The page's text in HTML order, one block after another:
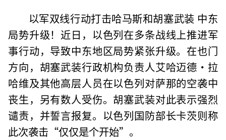
以军双线行动打击哈马斯和胡塞武装 中东
局势升级！近日，以色列在多条战线上推进军
事行动，导致中东地区局势紧张升级。在也门
方向，胡塞武装行政机构负责人艾哈迈德·拉
哈维及其他高层人员在以色列对萨那的空袭中
丧生，另有数人受伤。胡塞武装对此表示强烈
谴责，并誓言报复。以色列国防部长卡茨则称
此次袭击“仅仅是个开始”。